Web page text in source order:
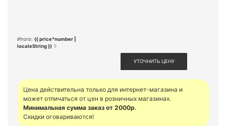
Итого: {{ price*number |
localeString }}
УТОЧНИТЬ ЦЕНУ
Цена действительна только для интернет-магазина и
может отличаться от цен в розничных магазинах.
Минимальная сумма заказ от 2000р.
Скидки оговариваются!